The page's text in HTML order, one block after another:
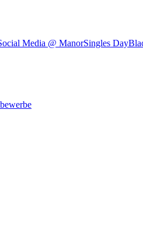
Media @ ManorSingles Day